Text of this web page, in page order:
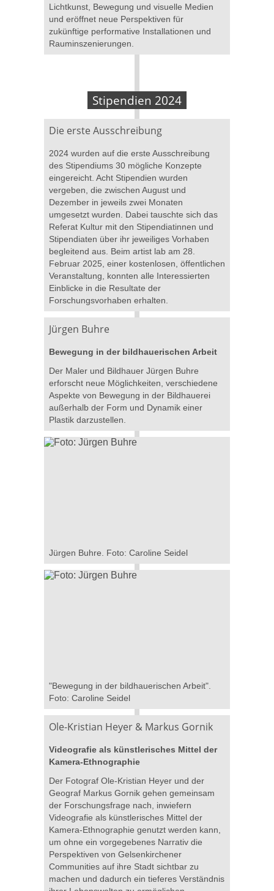
Lichtkunst, Bewegung und visuelle Medien
und eröffnet neue Perspektiven für
zukünftige performative Installationen und
Rauminszenierungen.
Stipendien 2024
Die erste Ausschreibung
2024 wurden auf die erste Ausschreibung
des Stipendiums 30 mögliche Konzepte
eingereicht. Acht Stipendien wurden
vergeben, die zwischen August und
Dezember in jeweils zwei Monaten
umgesetzt wurden. Dabei tauschte sich das
Referat Kultur mit den Stipendiatinnen und
Stipendiaten über ihr jeweiliges Vorhaben
begleitend aus. Beim artist lab am 28.
Februar 2025, einer kostenlosen, öffentlichen
Veranstaltung, konnten alle Interessierten
Einblicke in die Resultate der
Forschungsvorhaben erhalten.
Jürgen Buhre
Bewegung in der bildhauerischen Arbeit
Der Maler und Bildhauer Jürgen Buhre
erforscht neue Möglichkeiten, verschiedene
Aspekte von Bewegung in der Bildhauerei
außerhalb der Form und Dynamik einer
Plastik darzustellen.
Jürgen Buhre. Foto: Caroline Seidel
"Bewegung in der bildhauerischen Arbeit".
Foto: Caroline Seidel
Ole-Kristian Heyer & Markus Gornik
Videografie als künstlerisches Mittel der
Kamera-Ethnographie
Der Fotograf Ole-Kristian Heyer und der
Geograf Markus Gornik gehen gemeinsam
der Forschungsfrage nach, inwiefern
Videografie als künstlerisches Mittel der
Kamera-Ethnographie genutzt werden kann,
um ohne ein vorgegebenes Narrativ die
Perspektiven von Gelsenkirchener
Communities auf ihre Stadt sichtbar zu
machen und dadurch ein tieferes Verständnis